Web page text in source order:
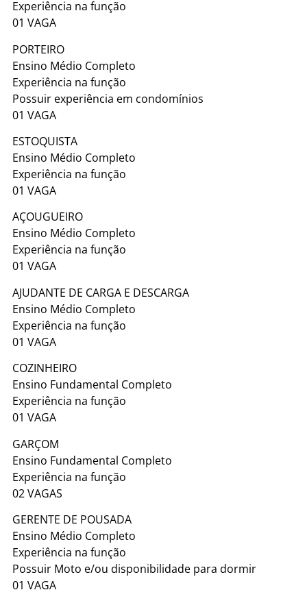
Experiência na função
01 VAGA
PORTEIRO
Ensino Médio Completo
Experiência na função
Possuir experiência em condomínios
01 VAGA
ESTOQUISTA
Ensino Médio Completo
Experiência na função
01 VAGA
AÇOUGUEIRO
Ensino Médio Completo
Experiência na função
01 VAGA
AJUDANTE DE CARGA E DESCARGA
Ensino Médio Completo
Experiência na função
01 VAGA
COZINHEIRO
Ensino Fundamental Completo
Experiência na função
01 VAGA
GARÇOM
Ensino Fundamental Completo
Experiência na função
02 VAGAS
GERENTE DE POUSADA
Ensino Médio Completo
Experiência na função
Possuir Moto e/ou disponibilidade para dormir
01 VAGA